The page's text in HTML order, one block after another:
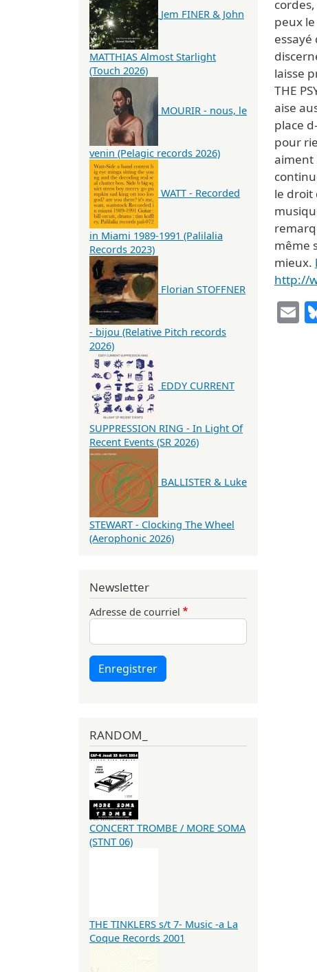
peux
laisse
THE
aise
place
pour
aiment
le droit
même
mieux.
http://
Jem FINER & John
MATTHIAS Almost Starlight
(Touch 2026)
MOURIR - nous, le
venin (Pelagic records 2026)
WATT - Recorded
in Miami 1989-1991 (Palilalia
Records 2023)
Florian STOFFNER
- bijou (Relative Pitch records
2026)
EDDY CURRENT
SUPPRESSION RING - In Light Of
Recent Events (SR 2026)
BALLISTER & Luke
STEWART - Clocking The Wheel
(Aerophonic 2026)
Newsletter
Adresse de courriel
Enregistrer
RANDOM_
CONCERT TROMBE / MORE SOMA
(STNT 06)
THE TINKLERS s/t 7- Music -a La
Coque Records 2001